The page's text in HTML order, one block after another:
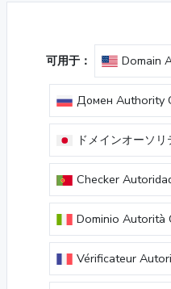
可用于： Domain
Домен Authority
ドメインオーソ
Checker
Dominio Autorità
Vérificateur